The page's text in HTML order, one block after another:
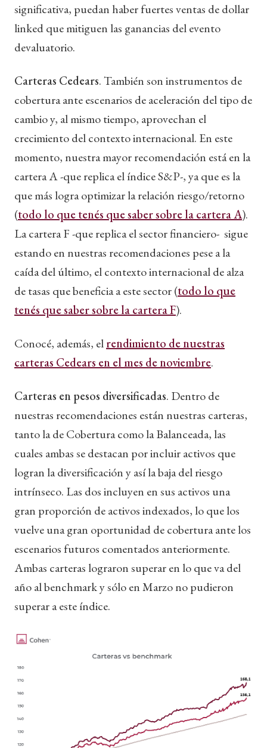
significativa, puedan haber fuertes ventas de dollar
linked que mitiguen las ganancias del evento
devaluatorio.
Carteras Cedears. También son instrumentos de
cobertura ante escenarios de aceleración del tipo de
cambio y, al mismo tiempo, aprovechan el
crecimiento del contexto internacional. En este
momento, nuestra mayor recomendación está en la
cartera A -que replica el índice S&P-, ya que es la
que más logra optimizar la relación riesgo/retorno
(todo lo que tenés que saber sobre la cartera A).
La cartera F -que replica el sector financiero- sigue
estando en nuestras recomendaciones pese a la
caída del último, el contexto internacional de alza
de tasas que beneficia a este sector (todo lo que
tenés que saber sobre la cartera F).
Conocé, además, elrendimiento de nuestras
carteras Cedears en el mes de noviembre.
Carteras en pesos diversificadas. Dentro de
nuestras recomendaciones están nuestras carteras,
tanto la de Cobertura como la Balanceada, las
cuales ambas se destacan por incluir activos que
logran la diversificación y así la baja del riesgo
intrínseco. Las dos incluyen en sus activos una
gran proporción de activos indexados, lo que los
vuelve una gran oportunidad de cobertura ante los
escenarios futuros comentados anteriormente.
Ambas carteras lograron superar en lo que va del
año al benchmark y sólo en Marzo no pudieron
superar a este índice.